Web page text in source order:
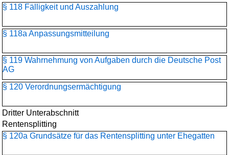
§ 118 Fälligkeit und Auszahlung
§ 118a Anpassungsmitteilung
§ 119 Wahrnehmung von Aufgaben durch die Deutsche Post
AG
§ 120 Verordnungsermächtigung
Dritter Unterabschnitt
Rentensplitting
§ 120a Grundsätze für das Rentensplitting unter Ehegatten